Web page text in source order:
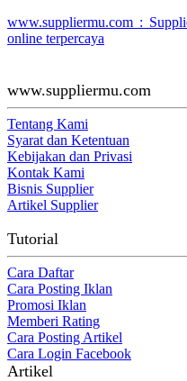
www.suppliermu.com :
online terpercaya
www.suppliermu.com
Tentang Kami
Syarat dan Ketentuan
Kebijakan dan Privasi
Kontak Kami
Bisnis Supplier
Artikel Supplier
Tutorial
Cara Daftar
Cara Posting Iklan
Promosi Iklan
Memberi Rating
Cara Posting Artikel
Cara Login Facebook
Artikel